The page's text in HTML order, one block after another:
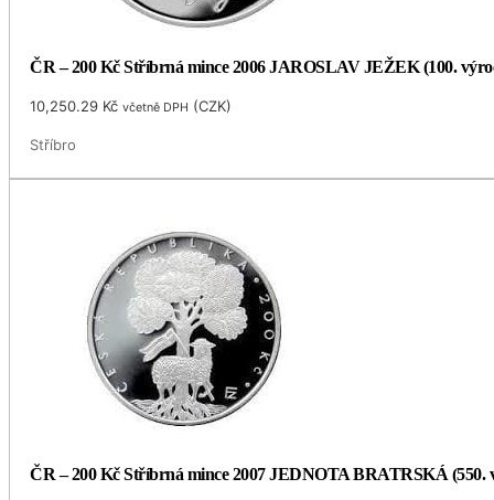
ČR – 200 Kč Stříbrná mince 2006 JAROSLAV JEŽEK (100.
10,250.29 Kč včetně DPH (CZK)
Stříbro
ČR – 200 Kč Stříbrná mince 2007 JEDNOTA BRATRSKÁ (550.